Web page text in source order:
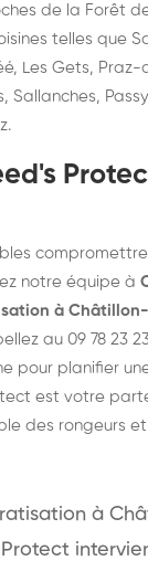
de la Forêt
telles que
Les Gets, Praz-
Sallanches,
notre équipe à
à
au 09 78 23
pour planifier
est votre
des rongeurs
à
Protect